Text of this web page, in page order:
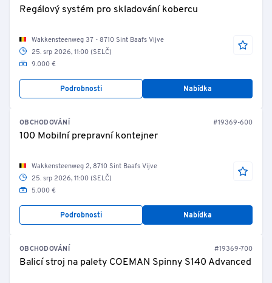
Regálový systém pro skladování kobercu
Wakkensteenweg 37 - 8710 Sint Baafs Vijve
25. srp 2026, 11:00 (SELČ)
9.000 €
Podrobnosti Nabídka
OBCHODOVÁNÍ #19369-600
100 Mobilní prepravní kontejner
Wakkensteenweg 2, 8710 Sint Baafs Vijve
25. srp 2026, 11:00 (SELČ)
5.000 €
Podrobnosti Nabídka
OBCHODOVÁNÍ #19369-700
Balicí stroj na palety COEMAN Spinny S140 Advanced